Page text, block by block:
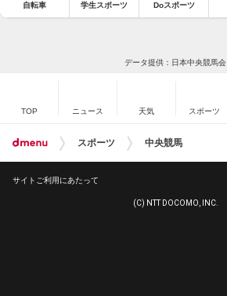
自転車 学生スポーツ Doスポーツ
データ提供：日本中央競馬会
TOP ニュース 天気 スポーツ
スポーツ 中央競馬
サイトご利用にあたって
(C) NTT DOCOMO, INC.